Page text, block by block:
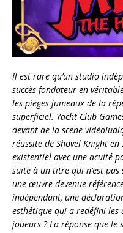
Il est rare qu’un studio
succès fondateur en
les pièges jumeaux de la
superficiel. Yacht Club
devant de la scène
réussite de Shovel Knight
existentiel avec une acuité
suite à un titre qui n’est
une œuvre devenue
indépendant, une
esthétique qui a redéfini les
joueurs ? La réponse que